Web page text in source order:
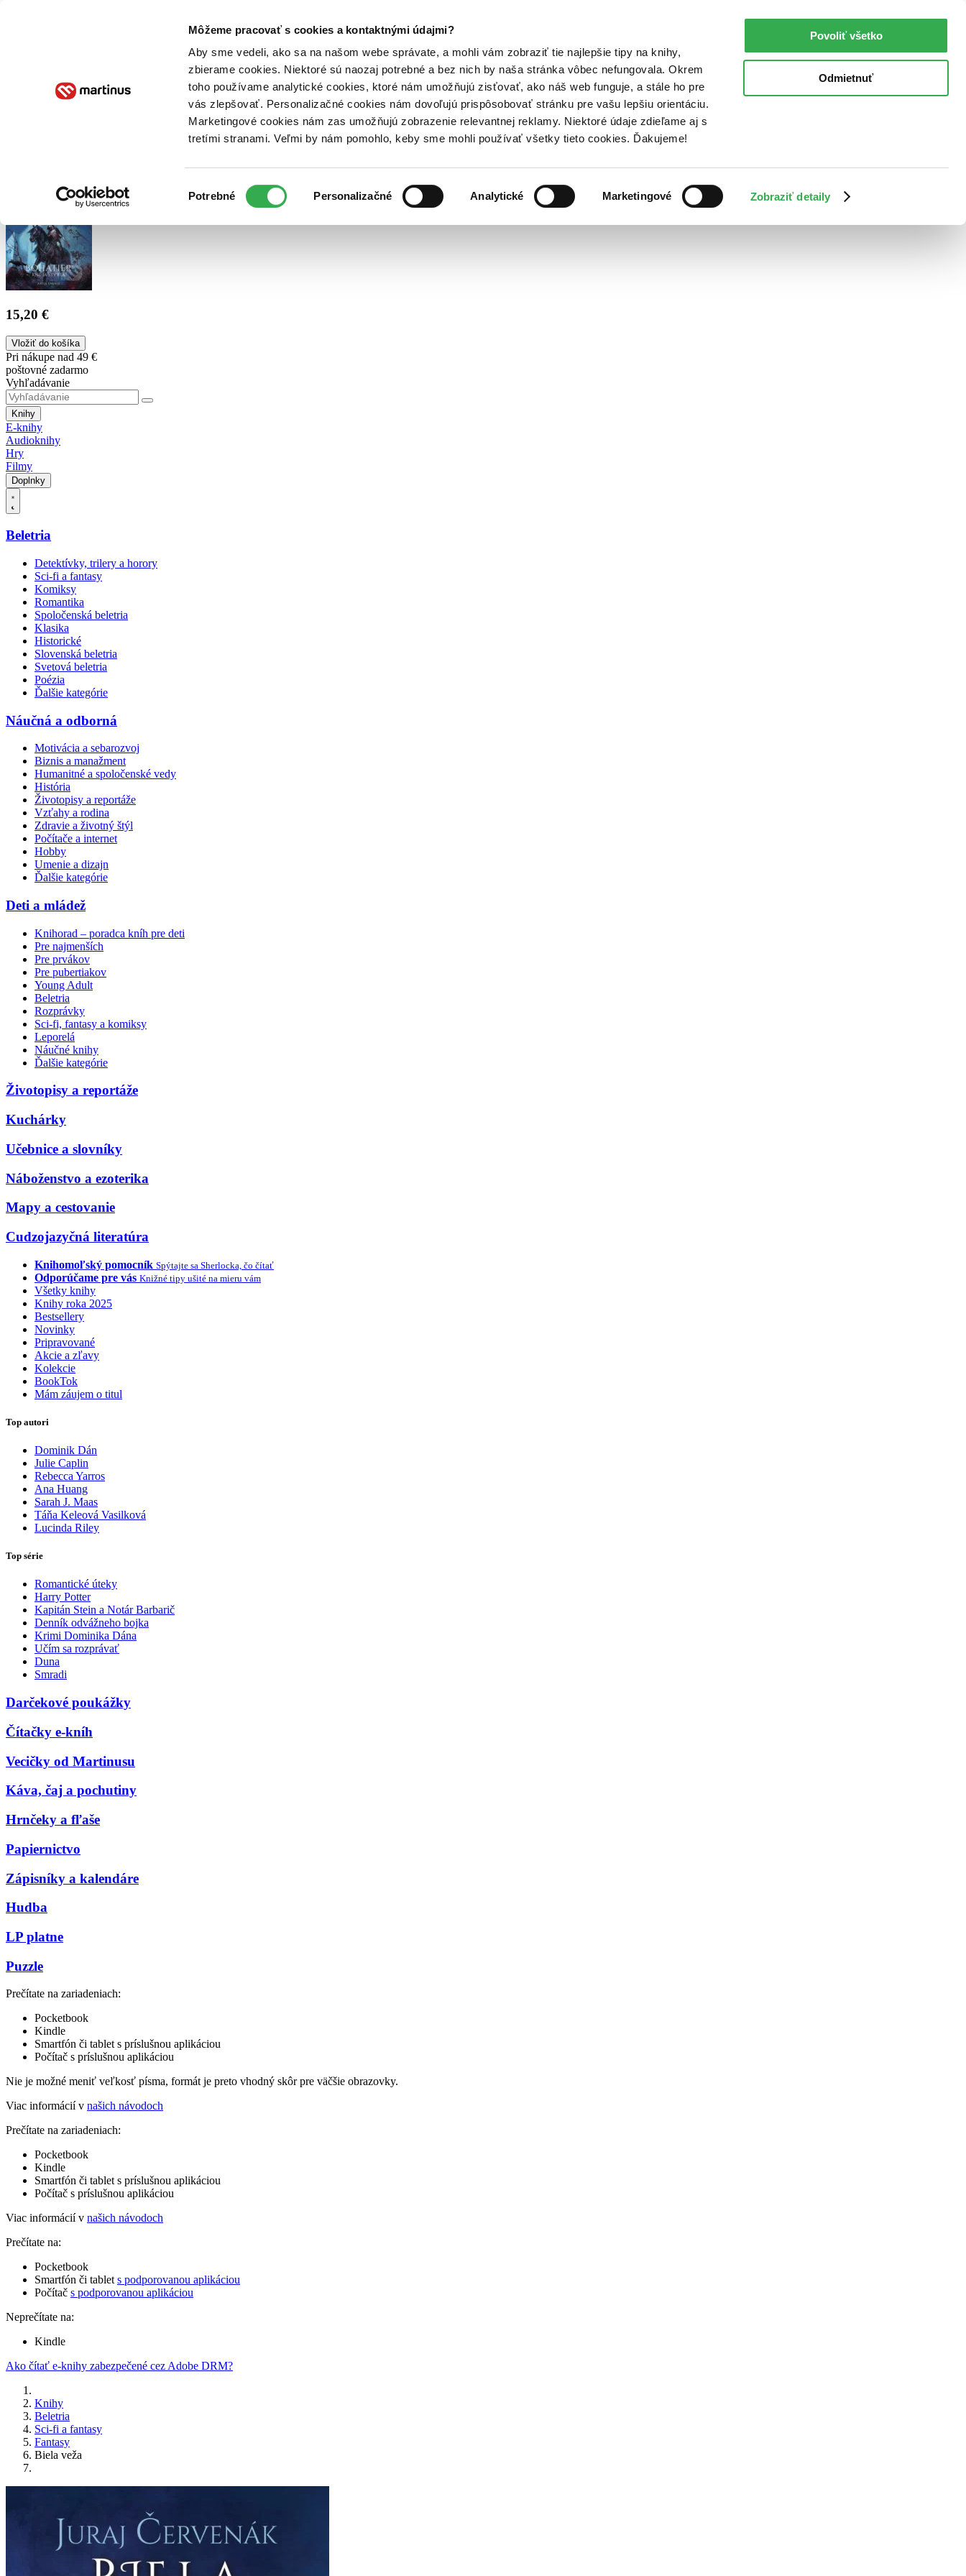
Môžeme pracovať s cookies a kontaktnými údajmi?
Aby sme vedeli, ako sa na našom webe správate, a mohli vám zobraziť tie najlepšie tipy na knihy,
zbierame cookies. Niektoré sú naozaj potrebné a bez nich by naša stránka vôbec nefungovala. Okrem
toho používame analytické cookies, ktoré nám umožňujú zisťovať, ako náš web funguje, a stále ho pre
vás zlepšovať. Personalizačné cookies nám dovoľujú prispôsobovať stránku pre vašu lepšiu orientáciu.
Marketingové cookies nám zas umožňujú zobrazenie relevantnej reklamy. Niektoré údaje zdieľame aj s
tretími stranami. Veľmi by nám pomohlo, keby sme mohli používať všetky tieto cookies. Ďakujeme!
súhlasu
Potrebné Personalizačné Analytické Marketingové Zobraziť detaily
Povoliť všetko
Odmietnuť
Poukážky Kontakt
15,20 €
Vložiť do košíka
Pri nákupe nad 49 €
poštovné zadarmo
Vyhľadávanie
Knihy
E-knihy
Audioknihy
Hry
Filmy
Doplnky
Beletria
Detektívky, trilery a horory
Sci-fi a fantasy
Komiksy
Romantika
Spoločenská beletria
Klasika
Historické
Slovenská beletria
Svetová beletria
Poézia
Ďalšie kategórie
Náučná a odborná
Motivácia a sebarozvoj
Biznis a manažment
Humanitné a spoločenské vedy
História
Životopisy a reportáže
Vzťahy a rodina
Zdravie a životný štýl
Počítače a internet
Hobby
Umenie a dizajn
Ďalšie kategórie
Deti a mládež
Knihorad – poradca kníh pre deti
Pre najmenších
Pre prvákov
Pre pubertiakov
Young Adult
Beletria
Rozprávky
Sci-fi, fantasy a komiksy
Leporelá
Náučné knihy
Ďalšie kategórie
Životopisy a reportáže
Kuchárky
Učebnice a slovníky
Náboženstvo a ezoterika
Mapy a cestovanie
Cudzojazyčná literatúra
Knihomoľský pomocník Spýtajte sa Sherlocka, čo čítať
Odporúčame pre vás Knižné tipy ušité na mieru vám
Všetky knihy
Knihy roka 2025
Bestsellery
Novinky
Pripravované
Akcie a zľavy
Kolekcie
BookTok
Mám záujem o titul
Top autori
Dominik Dán
Julie Caplin
Rebecca Yarros
Ana Huang
Sarah J. Maas
Táňa Keleová Vasilková
Lucinda Riley
Top série
Romantické úteky
Harry Potter
Kapitán Stein a Notár Barbarič
Denník odvážneho bojka
Krimi Dominika Dána
Učím sa rozprávať
Duna
Smradi
Darčekové poukážky
Čítačky e-kníh
Vecičky od Martinusu
Káva, čaj a pochutiny
Hrnčeky a fľaše
Papiernictvo
Zápisníky a kalendáre
Hudba
LP platne
Puzzle
Prečítate na zariadeniach:
Pocketbook
Kindle
Smartfón či tablet s príslušnou aplikáciou
Počítač s príslušnou aplikáciou
Nie je možné meniť veľkosť písma, formát je preto vhodný skôr pre väčšie obrazovky.
Viac informácií v našich návodoch
Prečítate na zariadeniach:
Pocketbook
Kindle
Smartfón či tablet s príslušnou aplikáciou
Počítač s príslušnou aplikáciou
Viac informácií v našich návodoch
Prečítate na:
Pocketbook
Smartfón či tablet s podporovanou aplikáciou
Počítač s podporovanou aplikáciou
Neprečítate na:
Kindle
Ako čítať e-knihy zabezpečené cez Adobe DRM?
Knihy
Beletria
Sci-fi a fantasy
Fantasy
Biela veža